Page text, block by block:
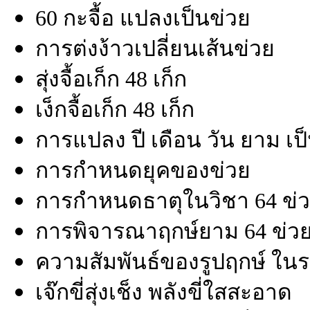
60 กะจื้อ แปลงเป็นข่วย
การต่งง้าวเปลี่ยนเส้นข่วย
สุ่งจื้อเก็ก 48 เก็ก
เง็กจื้อเก็ก 48 เก็ก
การแปลง ปี เดือน วัน ยาม เ
การกำหนดยุคของข่วย
การกำหนดธาตุในวิชา 64 ข่
การพิจารณาฤกษ์ยาม 64 ข่ว
ความสัมพันธ์ของรูปฤกษ์ ใน
เจ๊กขี่สุ่งเช็ง พลังขี่ใสสะอาด